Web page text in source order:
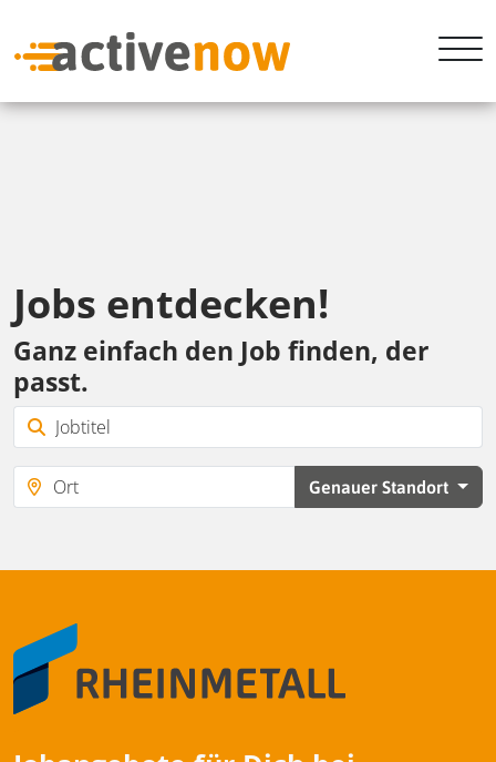
Jobs entdecken!
Ganz einfach den Job finden, der
passt.
Genauer Standort